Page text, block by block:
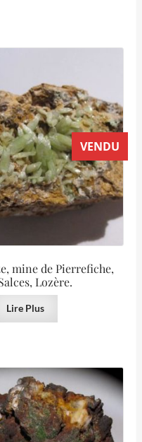
VENDU
mine de Pierrefiche,
Lozère.
Lire Plus